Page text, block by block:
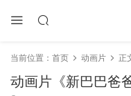
当前位置： 首页 动画片 正
动画片《新巴巴爸